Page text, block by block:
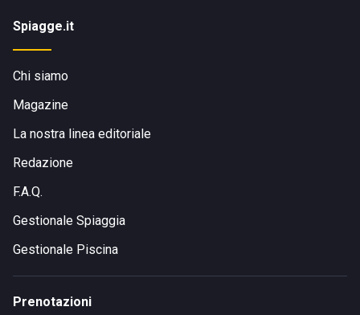
Spiagge.it
Chi siamo
Magazine
La nostra linea editoriale
Redazione
F.A.Q.
Gestionale Spiaggia
Gestionale Piscina
Prenotazioni